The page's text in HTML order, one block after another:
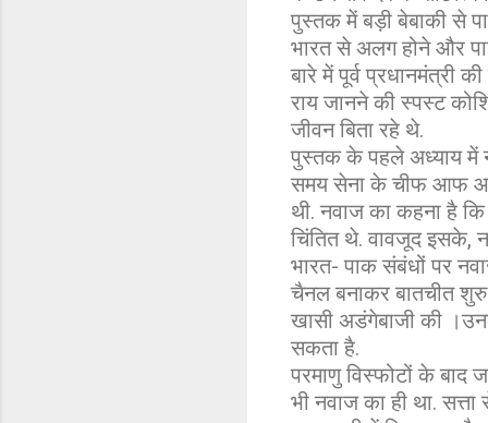
पुस्तक में बड़ी बेबाकी से
भारत से अलग होने और
बारे में पूर्व प्रधानमंत्री
राय जानने की स्पस्ट
जीवन बिता रहे थे.
पुस्तक के पहले अध्याय में
समय सेना के चीफ आफ
थी. नवाज का कहना है
चिंतित थे. वावजूद इसके,
भारत- पाक संबंधों पर
चैनल बनाकर बातचीत
खासी अडंगेबाजी की
सकता है.
परमाणु विस्फोटों के
भी नवाज का ही था.